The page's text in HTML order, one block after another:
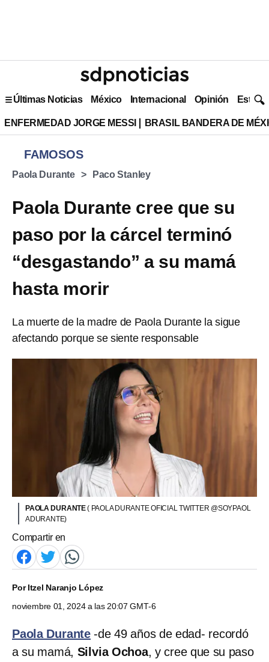
Últimas Noticias México Internacional Opinión Estilo
ENFERMEDAD JORGE MESSI BRASIL BANDERA DE
FAMOSOS
Paola Durante Paco Stanley
Paola Durante cree que su
paso por la cárcel terminó
“desgastando” a su mamá
hasta morir
La muerte de la madre de Paola Durante la sigue
afectando porque se siente responsable
PAOLA DURANTE( PAOLA DURANTE OFICIAL TWITTER @SOYPAOL
ADURANTE)
Compartir en
PorItzel Naranjo López
noviembre 01, 2024 a las 20:07 GMT-6
Paola Durante -de 49 años de edad- recordó
a su mamá, Silvia Ochoa, y cree que su paso